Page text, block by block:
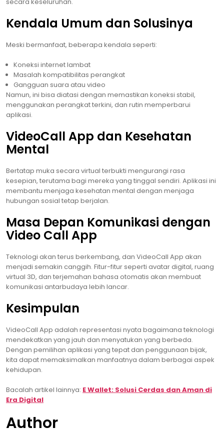
Kendala Umum dan Solusinya
Meski bermanfaat, beberapa kendala seperti:
Koneksi internet lambat
Masalah kompatibilitas perangkat
Gangguan suara atau video
Namun, ini bisa diatasi dengan memastikan koneksi stabil,
menggunakan perangkat terkini, dan rutin memperbarui
aplikasi.
VideoCall App dan Kesehatan
Mental
Bertatap muka secara virtual terbukti mengurangi rasa
kesepian, terutama bagi mereka yang tinggal sendiri. Aplikasi ini
membantu menjaga kesehatan mental dengan menjaga
hubungan sosial tetap berjalan.
Masa Depan Komunikasi dengan
Video Call App
Teknologi akan terus berkembang, dan VideoCall App akan
menjadi semakin canggih. Fitur-fitur seperti avatar digital, ruang
virtual 3D, dan terjemahan bahasa otomatis akan membuat
komunikasi antarbudaya lebih lancar.
Kesimpulan
VideoCall App adalah representasi nyata bagaimana teknologi
mendekatkan yang jauh dan menyatukan yang berbeda.
Dengan pemilihan aplikasi yang tepat dan penggunaan bijak,
kita dapat memaksimalkan manfaatnya dalam berbagai aspek
kehidupan.
Bacalah artikel lainnya: E Wallet: Solusi Cerdas dan Aman di
Era Digital
Author